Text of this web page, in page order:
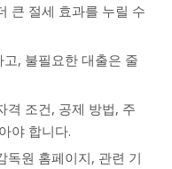
큰 절세 효과를 누릴 수
, 불필요한 대출은 줄
격 조건, 공제 방법, 주
야 합니다.
독원 홈페이지, 관련 기